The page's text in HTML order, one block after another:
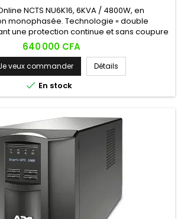
NCTS NU6K16, 6KVA / 4800W, en
monophasée. Technologie « double
une protection continue et sans coupure
de courant, surtensions et fluctuations,
du facteur de puissance. Format tour,
équipements informatiques et matériel
sensible.
Prix
640 000 CFA
veux commander Détails
 En stock